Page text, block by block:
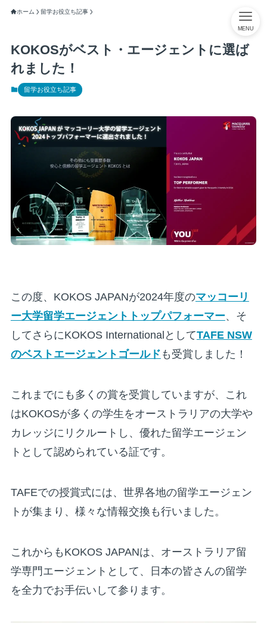
MENU
ホーム 留学お役立ち記事
KOKOSがベスト・エージェントに選ば
れました！
留学お役立ち記事
この度、KOKOS JAPANが2024年度のマッコーリ
ー大学留学エージェントトップパフォーマー、そ
してさらにKOKOS InternationalとしてTAFE NSW
のベストエージェントゴールド も受賞しました！
これまでにも多くの賞を受賞していますが、これ
はKOKOSが多くの学生をオーストラリアの大学や
カレッジにリクルートし、優れた留学エージェン
トとして認められている証です。
TAFEでの授賞式には、世界各地の留学エージェン
トが集まり、様々な情報交換も行いました。
これからもKOKOS JAPANは、オーストラリア留
学専門エージェントとして、日本の皆さんの留学
を全力でお手伝いして参ります。